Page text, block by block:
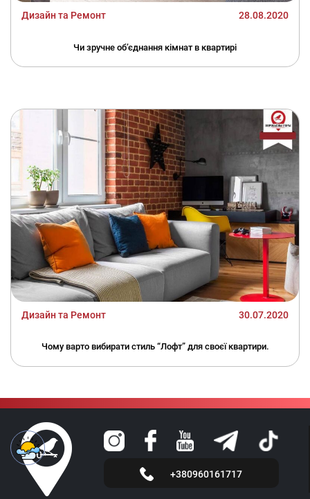
Дизайн та Ремонт 28.08.2020
Чи зручне об’єднання кімнат в квартирі
Дизайн та Ремонт 30.07.2020
Чому варто вибирати стиль “Лофт” для своєї квартири.
+380960161717